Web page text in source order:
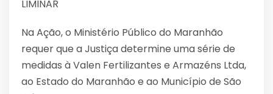
LIMINAR
Na Ação, o Ministério Público do Maranhão
requer que a Justiça determine uma série de
medidas à Valen Fertilizantes e Armazéns Ltda,
ao Estado do Maranhão e ao Município de São